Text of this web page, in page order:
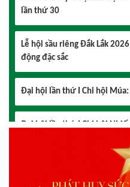
động đặc sắc
Đại hội lần thứ I Chi hội
2026 – 2031 thành công tốt
Chi hội Âm nhạc Đông Đắk
Triển lãm Mỹ thuật khu vực
lần thứ 30